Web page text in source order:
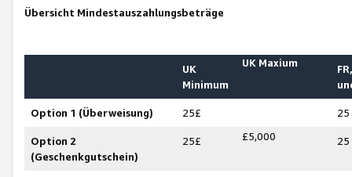
Übersicht Mindestauszahlungsbeträge
UK
Minimum
UK Maxium
Option 1 (Überweisung) 25£ 25
Option 2
(Geschenkgutschein)
25£ £5,000 25